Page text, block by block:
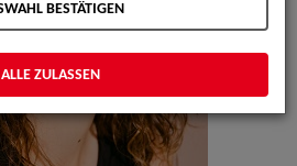
BESTÄTIGEN
ALLE ZULASSEN